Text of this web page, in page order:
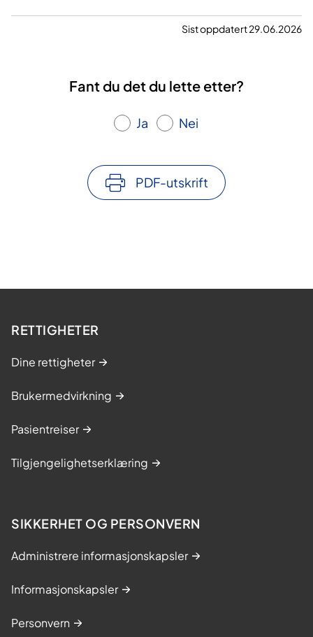
Sist oppdatert 29.06.2026
Fant du det du lette etter?
Ja Nei
PDF-utskrift
RETTIGHETER
Dine rettigheter
Brukermedvirkning
Pasientreiser
Tilgjengelighetserklæring
SIKKERHET OG PERSONVERN
Administrere informasjonskapsler
Informasjonskapsler
Personvern